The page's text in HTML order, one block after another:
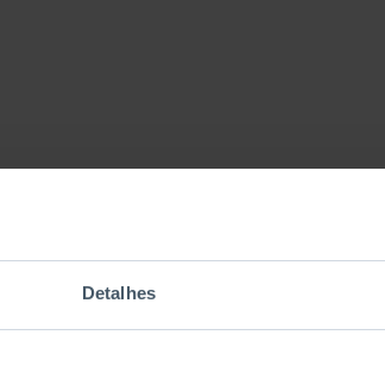
Detalhes